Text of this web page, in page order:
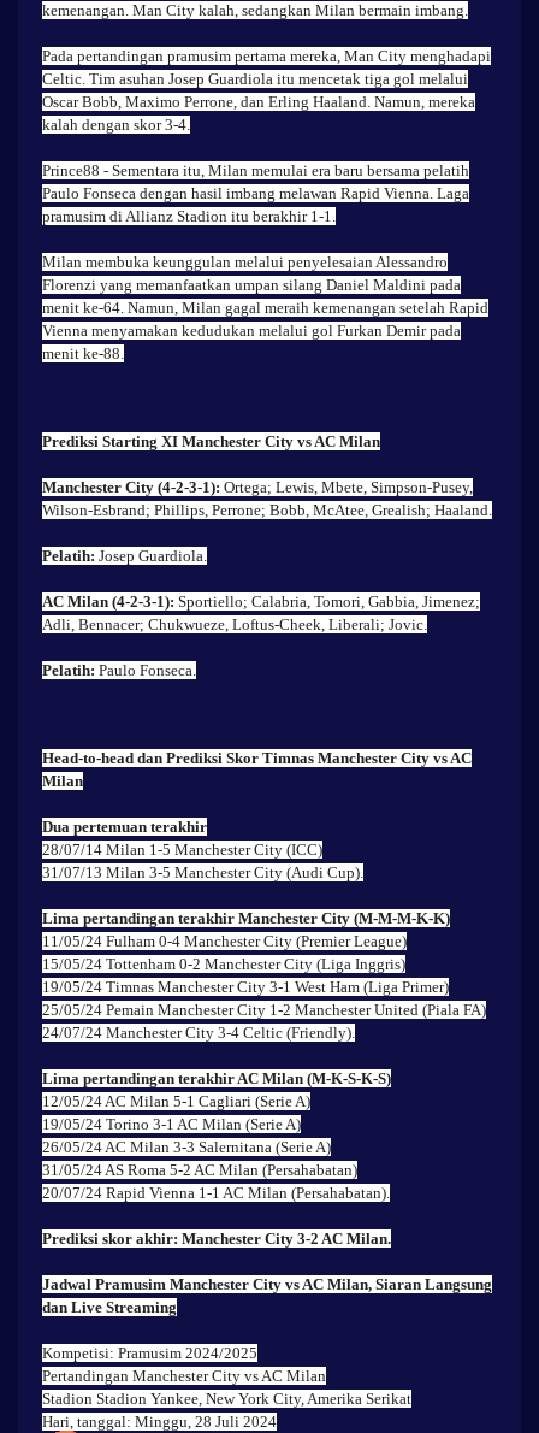
kemenangan. Man City kalah, sedangkan Milan bermain imbang.
Pada pertandingan pramusim pertama mereka, Man City menghadapi
Celtic. Tim asuhan Josep Guardiola itu mencetak tiga gol melalui
Oscar Bobb, Maximo Perrone, dan Erling Haaland. Namun, mereka
kalah dengan skor 3-4.
Prince88 - Sementara itu, Milan memulai era baru bersama pelatih
Paulo Fonseca dengan hasil imbang melawan Rapid Vienna. Laga
pramusim di Allianz Stadion itu berakhir 1-1.
Milan membuka keunggulan melalui penyelesaian Alessandro
Florenzi yang memanfaatkan umpan silang Daniel Maldini pada
menit ke-64. Namun, Milan gagal meraih kemenangan setelah Rapid
Vienna menyamakan kedudukan melalui gol Furkan Demir pada
menit ke-88.
Prediksi Starting XI Manchester City vs AC Milan
Manchester City (4-2-3-1): Ortega; Lewis, Mbete, Simpson-Pusey,
Wilson-Esbrand; Phillips, Perrone; Bobb, McAtee, Grealish; Haaland.
Pelatih: Josep Guardiola.
AC Milan (4-2-3-1): Sportiello; Calabria, Tomori, Gabbia, Jimenez;
Adli, Bennacer; Chukwueze, Loftus-Cheek, Liberali; Jovic.
Pelatih: Paulo Fonseca.
Head-to-head dan Prediksi Skor Timnas Manchester City vs AC
Milan
Dua pertemuan terakhir
28/07/14 Milan 1-5 Manchester City (ICC)
31/07/13 Milan 3-5 Manchester City (Audi Cup).
Lima pertandingan terakhir Manchester City (M-M-M-K-K)
11/05/24 Fulham 0-4 Manchester City (Premier League)
15/05/24 Tottenham 0-2 Manchester City (Liga Inggris)
19/05/24 Timnas Manchester City 3-1 West Ham (Liga Primer)
25/05/24 Pemain Manchester City 1-2 Manchester United (Piala FA)
24/07/24 Manchester City 3-4 Celtic (Friendly).
Lima pertandingan terakhir AC Milan (M-K-S-K-S)
12/05/24 AC Milan 5-1 Cagliari (Serie A)
19/05/24 Torino 3-1 AC Milan (Serie A)
26/05/24 AC Milan 3-3 Salernitana (Serie A)
31/05/24 AS Roma 5-2 AC Milan (Persahabatan)
20/07/24 Rapid Vienna 1-1 AC Milan (Persahabatan).
Prediksi skor akhir: Manchester City 3-2 AC Milan.
Jadwal Pramusim Manchester City vs AC Milan, Siaran Langsung
dan Live Streaming
Kompetisi: Pramusim 2024/2025
Pertandingan Manchester City vs AC Milan
Stadion Stadion Yankee, New York City, Amerika Serikat
Hari, tanggal: Minggu, 28 Juli 2024